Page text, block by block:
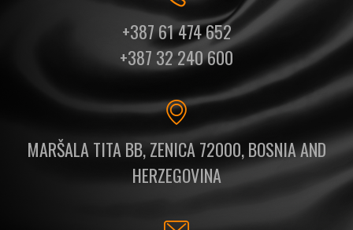
+387 61 474 652
+387 32 240 600
MARŠALA TITA BB, ZENICA 72000, BOSNIA AND
HERZEGOVINA